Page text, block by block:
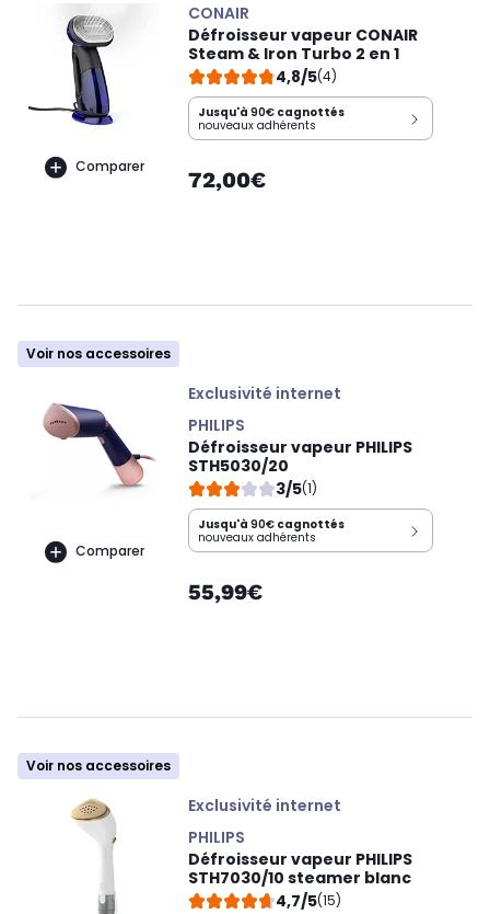
Comparer
CONAIR
Défroisseur vapeur CONAIR
Steam & Iron Turbo 2 en 1
4,8/5(4)
Jusqu'à 90€ cagnottés
nouveaux adhérents
72,00€
Voir nos accessoires
Comparer
Exclusivité internet
PHILIPS
Défroisseur vapeur PHILIPS
STH5030/20
3/5(1)
Jusqu'à 90€ cagnottés
nouveaux adhérents
55,99€
Voir nos accessoires
Exclusivité internet
PHILIPS
Défroisseur vapeur PHILIPS
STH7030/10 steamer blanc
4,7/5(15)